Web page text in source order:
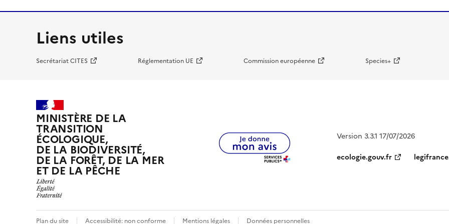
Liens utiles
Secrétariat CITES Réglementation UE Commission européenne Species+
MINISTÈRE DE LA
TRANSITION
ÉCOLOGIQUE,
DE LA BIODIVERSITÉ,
DE LA FORÊT, DE LA MER
ET DE LA PÊCHE
Version 3.3.1 17/07/2026
ecologie.gouv.fr
Plan du site Accessibilité: non conforme Mentions légales Données personnelles